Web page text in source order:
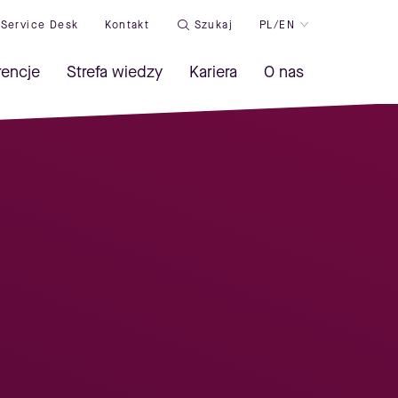
Service Desk Kontakt Szukaj PL/EN
Strefa wiedzy Kariera O nas